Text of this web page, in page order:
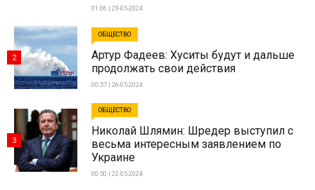
01:06 | 29-05-2024
ОБЩЕСТВО
Артур Фадеев: Хуситы будут и дальше
продолжать свои действия
00:57 | 26-05-2024
2
ОБЩЕСТВО
Николай Шлямин: Шредер выступил с
весьма интересным заявлением по
Украине
00:50 | 22-05-2024
3